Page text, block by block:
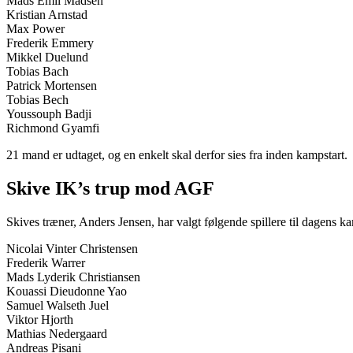
Kristian Arnstad
Max Power
Frederik Emmery
Mikkel Duelund
Tobias Bach
Patrick Mortensen
Tobias Bech
Youssouph Badji
Richmond Gyamfi
21 mand er udtaget, og en enkelt skal derfor sies fra inden kampstart.
Skive IK’s trup mod AGF
Skives træner, Anders Jensen, har valgt følgende spillere til dagens
Nicolai Vinter Christensen
Frederik Warrer
Mads Lyderik Christiansen
Kouassi Dieudonne Yao
Samuel Walseth Juel
Viktor Hjorth
Mathias Nedergaard
Andreas Pisani